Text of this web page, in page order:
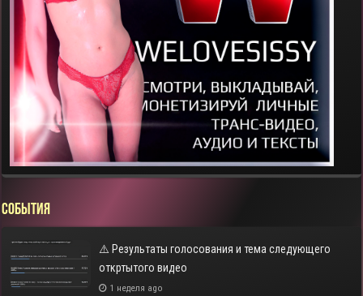
СОБЫТИЯ
⚠️ Результаты голосования и тема следующего
откртытого видео
1 неделя ago